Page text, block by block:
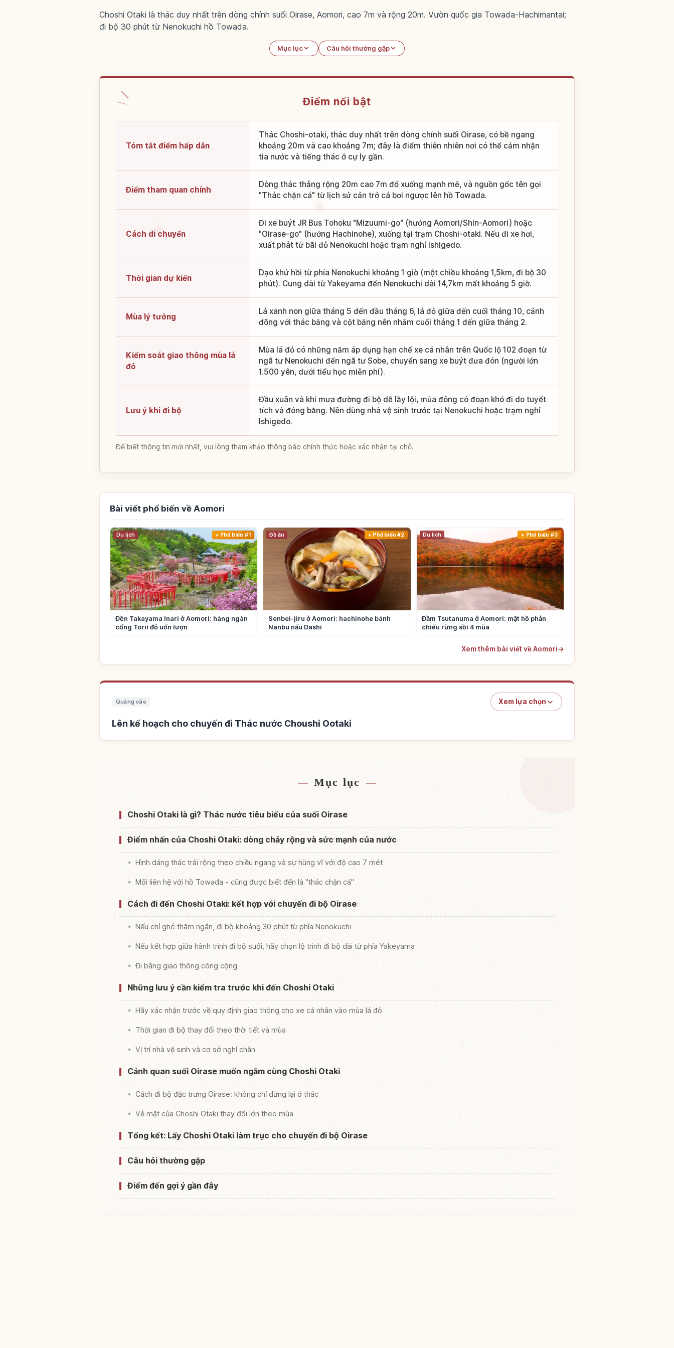
Choshi Otaki là thác duy nhất trên dòng chính suối Oirase, Aomori, cao 7m và rộng 20m. Vườn quốc gia Towada-Hachimantai;
đi bộ 30 phút từ Nenokuchi hồ Towada.
Mục lục Câu hỏi thường gặp
Điểm nổi bật
Tóm tắt điểm hấp dẫn
Thác Choshi-otaki, thác duy nhất trên dòng chính suối Oirase, có bề ngang
khoảng 20m và cao khoảng 7m; đây là điểm thiên nhiên nơi có thể cảm nhận
tia nước và tiếng thác ở cự ly gần.
Điểm tham quan chính
Dòng thác thẳng rộng 20m cao 7m đổ xuống mạnh mẽ, và nguồn gốc tên gọi
"Thác chặn cá" từ lịch sử cản trở cá bơi ngược lên hồ Towada.
Cách di chuyển
Đi xe buýt JR Bus Tohoku "Mizuumi-go" (hướng Aomori/Shin-Aomori) hoặc
"Oirase-go" (hướng Hachinohe), xuống tại trạm Choshi-otaki. Nếu đi xe hơi,
xuất phát từ bãi đỗ Nenokuchi hoặc trạm nghỉ Ishigedo.
Thời gian dự kiến
Dạo khứ hồi từ phía Nenokuchi khoảng 1 giờ (một chiều khoảng 1,5km, đi bộ 30
phút). Cung dài từ Yakeyama đến Nenokuchi dài 14,7km mất khoảng 5 giờ.
Mùa lý tưởng
Lá xanh non giữa tháng 5 đến đầu tháng 6, lá đỏ giữa đến cuối tháng 10, cảnh
đông với thác băng và cột băng nên nhắm cuối tháng 1 đến giữa tháng 2.
Kiểm soát giao thông mùa lá
đỏ
Mùa lá đỏ có những năm áp dụng hạn chế xe cá nhân trên Quốc lộ 102 đoạn từ
ngã tư Nenokuchi đến ngã tư Sobe, chuyển sang xe buýt đưa đón (người lớn
1.500 yên, dưới tiểu học miễn phí).
Lưu ý khi đi bộ
Đầu xuân và khi mưa đường đi bộ dễ lầy lội, mùa đông có đoạn khó đi do tuyết
tích và đóng băng. Nên dùng nhà vệ sinh trước tại Nenokuchi hoặc trạm nghỉ
Ishigedo.
Để biết thông tin mới nhất, vui lòng tham khảo thông báo chính thức hoặc xác nhận tại chỗ.
Bài viết phổ biến về Aomori
Du lịch Phổ biến #1
Đền Takayama Inari ở Aomori: hàng ngàn
cổng Torii đỏ uốn lượn
Đồ ăn Phổ biến #2
Senbei-jiru ở Aomori: hachinohe bánh
Nanbu nấu Dashi
Du lịch Phổ biến #3
Đầm Tsutanuma ở Aomori: mặt hồ phản
chiếu rừng sồi 4 mùa
Xem thêm bài viết về Aomori→
Quảng cáo Xem lựa chọn
Lên kế hoạch cho chuyến đi Thác nước Choushi Ootaki
Mục lục
Choshi Otaki là gì? Thác nước tiêu biểu của suối Oirase
Điểm nhấn của Choshi Otaki: dòng chảy rộng và sức mạnh của nước
Hình dáng thác trải rộng theo chiều ngang và sự hùng vĩ với độ cao 7 mét
Mối liên hệ với hồ Towada - cũng được biết đến là "thác chặn cá"
Cách đi đến Choshi Otaki: kết hợp với chuyến đi bộ Oirase
Nếu chỉ ghé thăm ngắn, đi bộ khoảng 30 phút từ phía Nenokuchi
Nếu kết hợp giữa hành trình đi bộ suối, hãy chọn lộ trình đi bộ dài từ phía Yakeyama
Đi bằng giao thông công cộng
Những lưu ý cần kiểm tra trước khi đến Choshi Otaki
Hãy xác nhận trước về quy định giao thông cho xe cá nhân vào mùa lá đỏ
Thời gian đi bộ thay đổi theo thời tiết và mùa
Vị trí nhà vệ sinh và cơ sở nghỉ chân
Cảnh quan suối Oirase muốn ngắm cùng Choshi Otaki
Cách đi bộ đặc trưng Oirase: không chỉ dừng lại ở thác
Vẻ mặt của Choshi Otaki thay đổi lớn theo mùa
Tổng kết: Lấy Choshi Otaki làm trục cho chuyến đi bộ Oirase
Câu hỏi thường gặp
Điểm đến gợi ý gần đây